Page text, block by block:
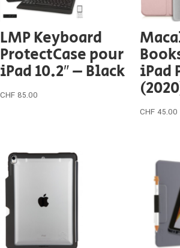
LMP Keyboard
ProtectCase pour
iPad 10.2″ – Black
CHF 85.00
iPad
CHF 45.00